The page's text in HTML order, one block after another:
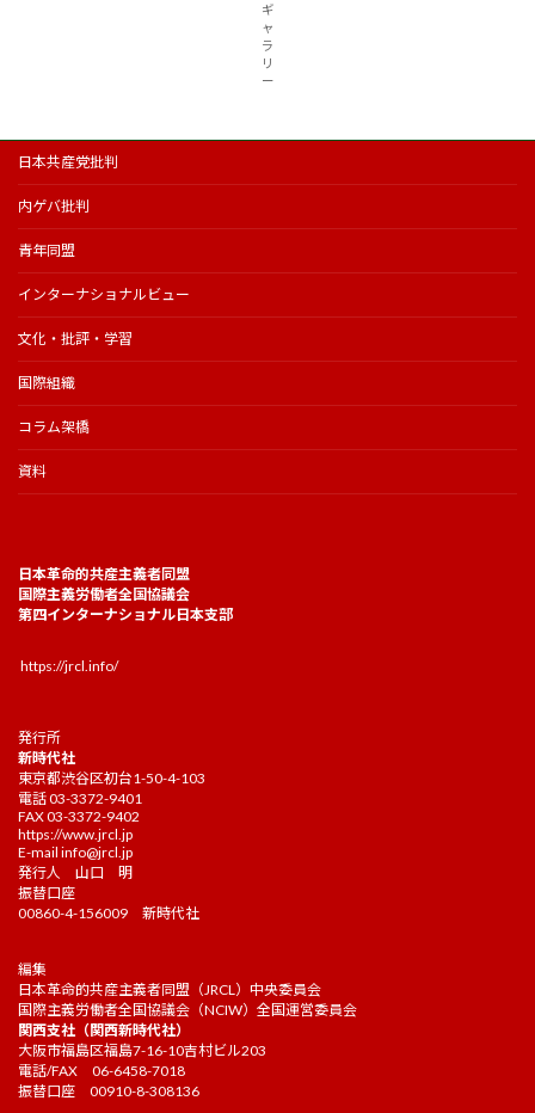
ギ
ャ
ラ
リ
ー
日本共産党批判
内ゲバ批判
青年同盟
インターナショナルビュー
文化・批評・学習
国際組織
コラム架橋
資料
日本革命的共産主義者同盟
国際主義労働者全国協議会
第四インターナショナル日本支部
https://jrcl.info/
発行所
新時代社
東京都渋谷区初台1-50-4-103
電話 03-3372-9401
FAX 03-3372-9402
https://www.jrcl.jp
E-mail info@jrcl.jp
発行人 山口 明
振替口座
00860-4-156009 新時代社
編集
日本革命的共産主義者同盟（JRCL）中央委員会
国際主義労働者全国協議会（NCIW）全国運営委員会
関西支社（関西新時代社）
大阪市福島区福島7-16-10吉村ビル203
電話/FAX 06-6458-7018
振替口座 00910-8-308136